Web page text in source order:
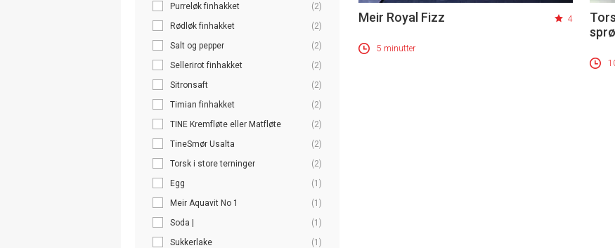
Purreløk finhakket
(2)
Rødløk finhakket
(2)
Salt og pepper
(2)
Sellerirot finhakket
(2)
Sitronsaft
(2)
Timian finhakket
(2)
TINE Kremfløte eller Matfløte
(2)
TineSmør Usalta
(2)
Torsk i store terninger
(2)
Egg
(1)
Meir Aquavit No 1
(1)
Soda |
(1)
Sukkerlake
(1)
Meir Royal Fizz 4
5 minutter